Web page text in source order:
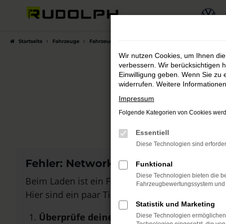
Zum
springen
Startseite Fahrzeuge Fahrzeugmarkt
Bei
Fehler: Network Error
Beim Laden ist ein Fehler aufgetreten.
Hier sind ein paar Tipps, die dir helfen können:
Überprüfe deine Firewall und deine
Wir nutzen Cookies, um Ihnen
verbessern. Wir berücksichtigen
Einwilligung geben. Wenn Sie
widerrufen. Weitere
Impressum
Folgende Kategorien von Cookies
Essentiell
Diese Technologien sind
Funktional
Diese Technologien bieten die
Fahrzeugbewertungssystem
Statistik und Marketing
Diese Technologien